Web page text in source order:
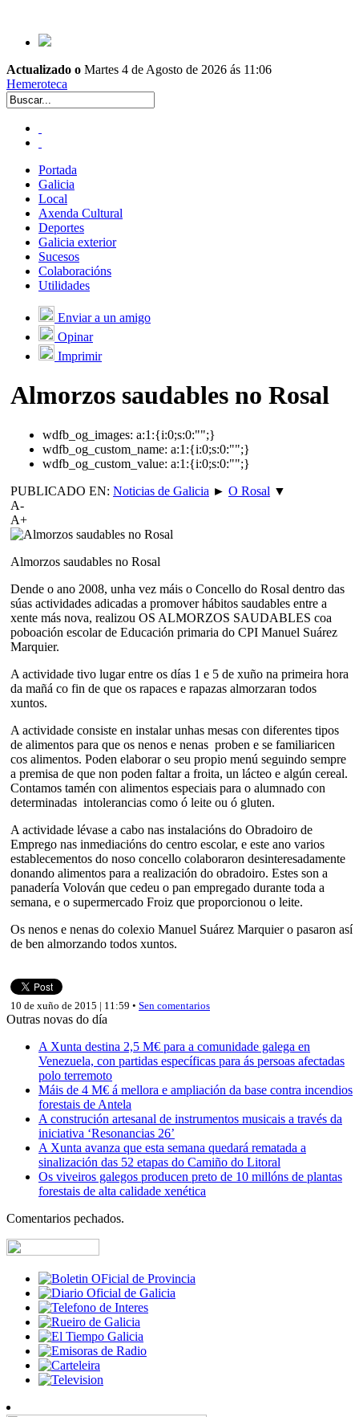
Actualizado o Martes 4 de Agosto de 2026 ás 11:06
Hemeroteca
Portada
Galicia
Local
Axenda Cultural
Deportes
Galicia exterior
Sucesos
Colaboracións
Utilidades
Enviar a un amigo
Opinar
Imprimir
Almorzos saudables no Rosal
wdfb_og_images: a:1:{i:0;s:0:"";}
wdfb_og_custom_name: a:1:{i:0;s:0:"";}
wdfb_og_custom_value: a:1:{i:0;s:0:"";}
PUBLICADO EN: Noticias de Galicia ► O Rosal ▼
A-
A+
Almorzos saudables no Rosal
Dende o ano 2008, unha vez máis o Concello do Rosal dentro das
súas actividades adicadas a promover hábitos saudables entre a
xente más nova, realizou OS ALMORZOS SAUDABLES coa
poboación escolar de Educación primaria do CPI Manuel Suárez
Marquier.
A actividade tivo lugar entre os días 1 e 5 de xuño na primeira hora
da mañá co fin de que os rapaces e rapazas almorzaran todos
xuntos.
A actividade consiste en instalar unhas mesas con diferentes tipos
de alimentos para que os nenos e nenas proben e se familiaricen
cos alimentos. Poden elaborar o seu propio menú seguindo sempre
a premisa de que non poden faltar a froita, un lácteo e algún cereal.
Contamos tamén con alimentos especiais para o alumnado con
determinadas intolerancias como ó leite ou ó gluten.
A actividade lévase a cabo nas instalacións do Obradoiro de
Emprego nas inmediacións do centro escolar, e este ano varios
establecementos do noso concello colaboraron desinteresadamente
donando alimentos para a realización do obradoiro. Estes son a
panadería Volován que cedeu o pan empregado durante toda a
semana, e o supermercado Froiz que proporcionou o leite.
Os nenos e nenas do colexio Manuel Suárez Marquier o pasaron así
de ben almorzando todos xuntos.
10 de xuño de 2015 | 11:59 • Sen comentarios
Outras novas do día
A Xunta destina 2,5 M€ para a comunidade galega en
Venezuela, con partidas específicas para ás persoas afectadas
polo terremoto
Máis de 4 M€ á mellora e ampliación da base contra incendios
forestais de Antela
A construción artesanal de instrumentos musicais a través da
iniciativa ‘Resonancias 26’
A Xunta avanza que esta semana quedará rematada a
sinalización das 52 etapas do Camiño do Litoral
Os viveiros galegos producen preto de 10 millóns de plantas
forestais de alta calidade xenética
Comentarios pechados.